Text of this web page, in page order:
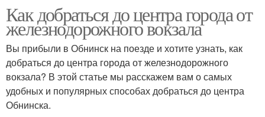
Как добраться до центра города от
железнодорожного вокзала
Вы прибыли в Обнинск на поезде и хотите узнать, как
добраться до центра города от железнодорожного
вокзала? В этой статье мы расскажем вам о самых
удобных и популярных способах добраться до центра
Обнинска.